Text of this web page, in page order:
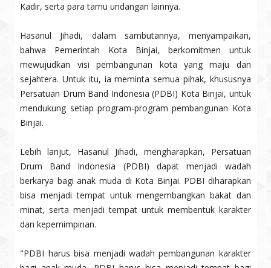
Kadir, serta para tamu undangan lainnya.
Hasanul Jihadi, dalam sambutannya, menyampaikan,
bahwa Pemerintah Kota Binjai, berkomitmen untuk
mewujudkan visi pembangunan kota yang maju dan
sejahtera. Untuk itu, ia meminta semua pihak, khususnya
Persatuan Drum Band Indonesia (PDBI) Kota Binjai, untuk
mendukung setiap program-program pembangunan Kota
Binjai.
Lebih lanjut, Hasanul Jihadi, mengharapkan, Persatuan
Drum Band Indonesia (PDBI) dapat menjadi wadah
berkarya bagi anak muda di Kota Binjai. PDBI diharapkan
bisa menjadi tempat untuk mengembangkan bakat dan
minat, serta menjadi tempat untuk membentuk karakter
dan kepemimpinan.
"PDBI harus bisa menjadi wadah pembangunan karakter